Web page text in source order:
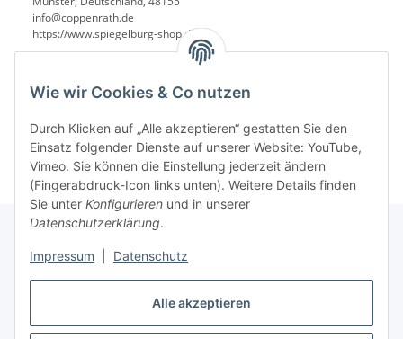
Alle akzeptieren
Wie wir Cookies & Co nutzen
Durch Klicken auf „Alle akzeptieren“ gestatten Sie den
Einsatz folgender Dienste auf unserer Website: YouTube,
Vimeo. Sie können die Einstellung jederzeit ändern
(Fingerabdruck-Icon links unten). Weitere Details finden
Sie unter Konfigurieren und in unserer
Datenschutzerklärung.
Impressum Datenschutz
info@coppenrath.de
https://www.spiegelburg-shop.de/
Gesetzliche Informationen